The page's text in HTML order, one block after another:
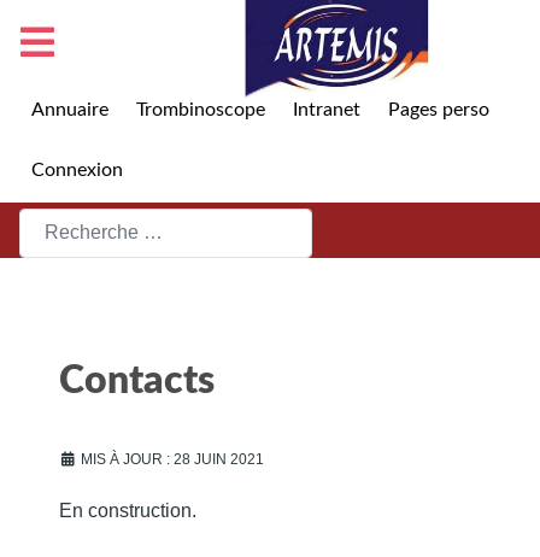
Annuaire Trombinoscope Intranet Pages perso
Connexion
Rechercher
Contacts
MIS À JOUR : 28 JUIN 2021
En construction.